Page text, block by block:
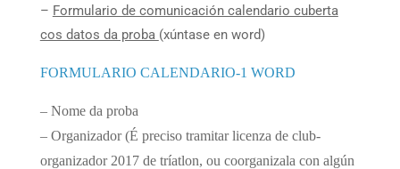
– Formulario de comunicación calendario cuberta
cos datos da proba (xúntase en word)
FORMULARIO CALENDARIO-1 WORD
– Nome da proba
– Organizador (É preciso tramitar licenza de club-
organizador 2017 de tríatlon, ou coorganizala con algún